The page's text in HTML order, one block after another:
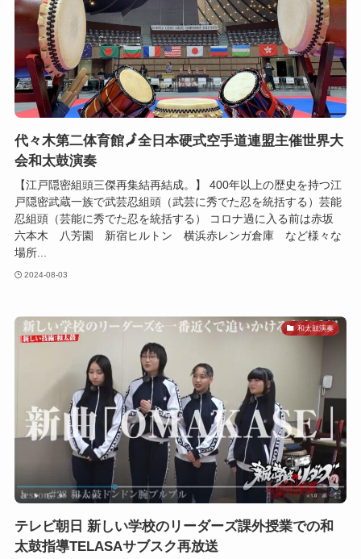
代々木第二体育館🗾全日本硬式空手道連盟主催世界大
会和太鼓演奏
【江戸隠密組頭三傑再集結再結成。】 400年以上の歴史を持つ江
戸隠密武蔵一族で武芸忍組頭（武芸に秀でた忍を統括する）芸能
忍組頭（芸能に秀でた忍を統括する） コロナ過に入る前は赤坂
六本木 八芳園 新宿ヒルトン 横浜赤レンガ倉庫 など様々な
場所...
2024-08-03
和太鼓演奏
テレビ朝日 新しい学校のリーダーズ課外授業での和
太鼓指導TELASAサブスク再放送